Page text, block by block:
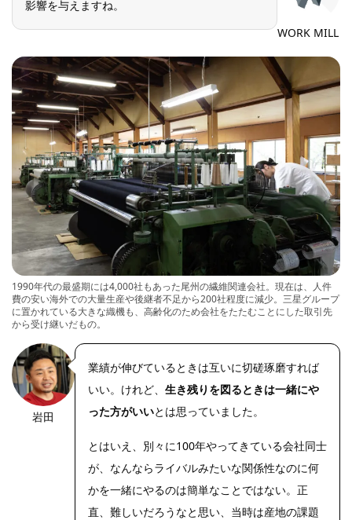
影響を与えますね。
WORK MILL
1990年代の最盛期には4,000社もあった尾州の繊維関連会社。現在は、人件
費の安い海外での大量生産や後継者不足から200社程度に減少。三星グループ
に置かれている大きな織機も、高齢化のため会社をたたむことにした取引先
から受け継いだもの。
https://riseph
岩田
業績が伸びているときは互いに切磋琢磨すれば
いい。けれど、 生き残りを図るときは一緒にや
った方がいいとは思っていました。
とはいえ、別々に100年やってきている会社同士
が、なんならライバルみたいな関係性なのに何
かを一緒にやるのは簡単なことではない。正
直、難しいだろうなと思い、当時は産地の課題